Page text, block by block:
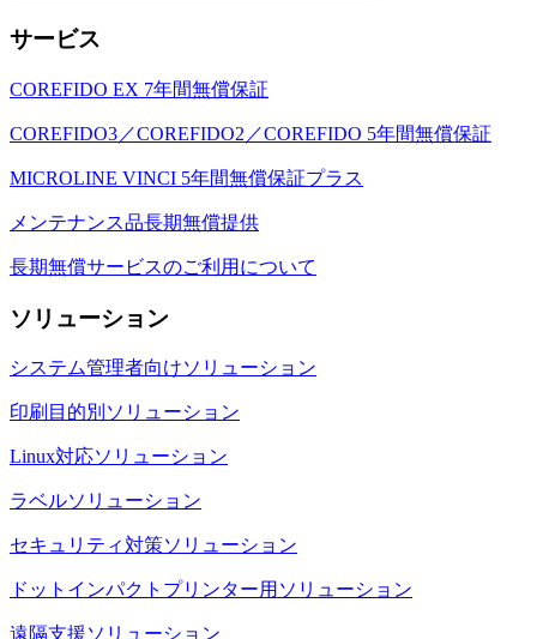
サービス
COREFIDO EX 7年間無償保証
COREFIDO3／COREFIDO2／COREFIDO 5年間無償保証
MICROLINE VINCI 5年間無償保証プラス
メンテナンス品長期無償提供
長期無償サービスのご利用について
ソリューション
システム管理者向けソリューション
印刷目的別ソリューション
Linux対応ソリューション
ラベルソリューション
セキュリティ対策ソリューション
ドットインパクトプリンター用ソリューション
遠隔支援ソリューション